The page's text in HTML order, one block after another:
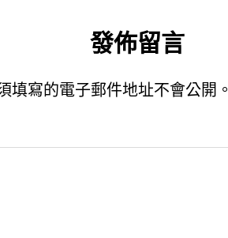
發佈留言
填寫的電子郵件地址不會公開。